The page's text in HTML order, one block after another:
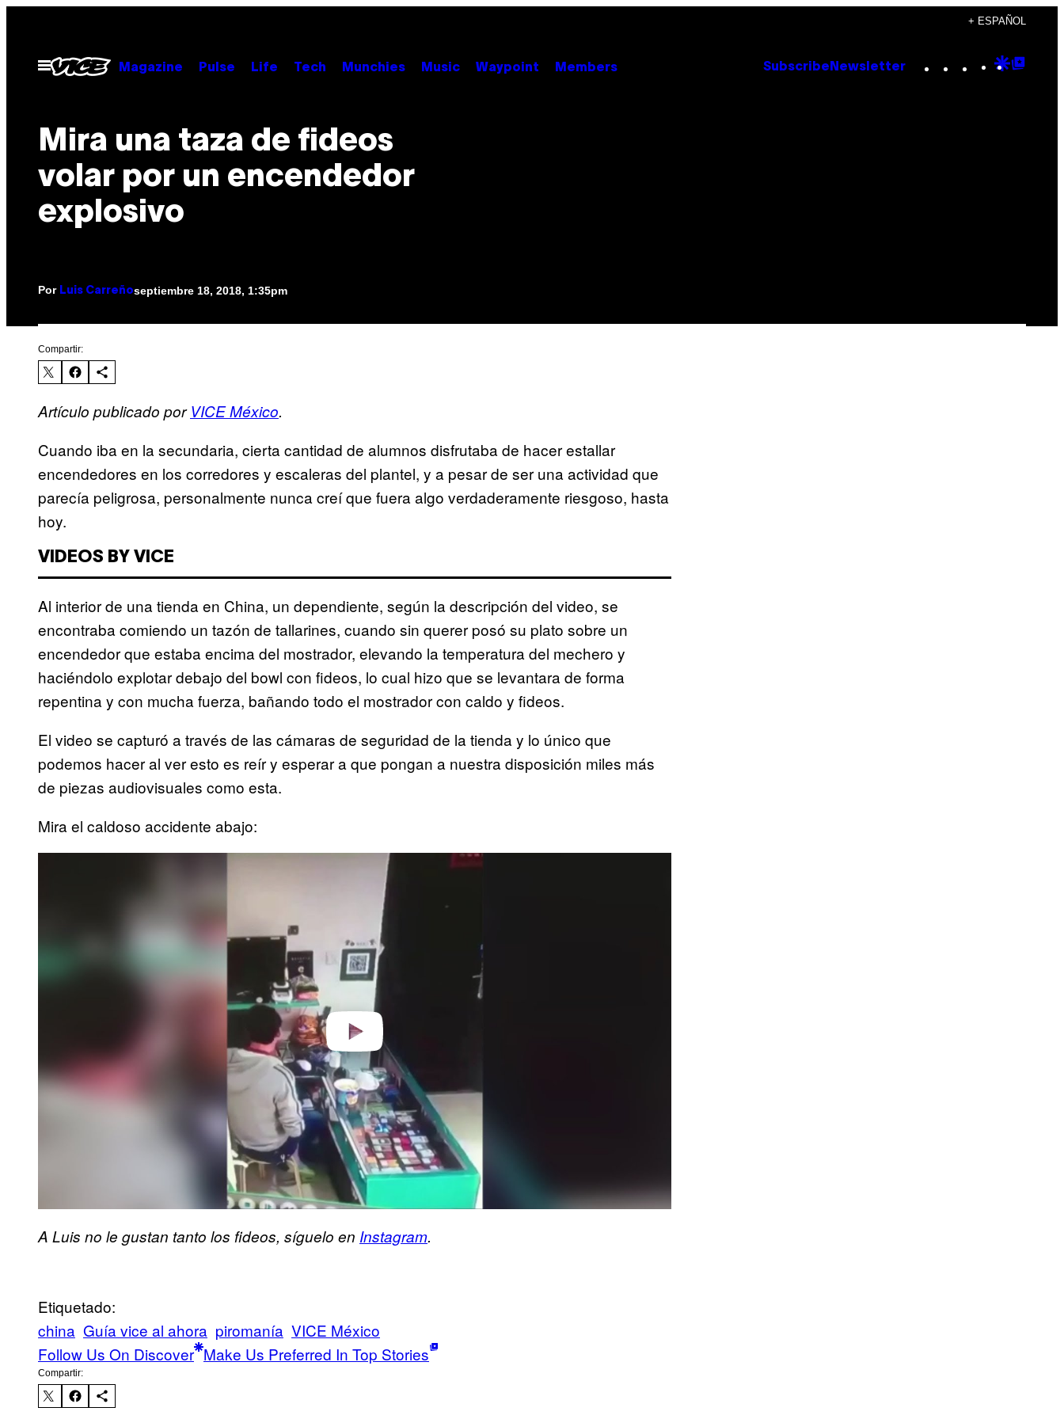
contenido
+ ESPAÑOL
Abrir
Menú
Magazine Pulse Life Tech Munchies Music Waypoint Members Subscribe Newsletter Instagram
TikTok
YouTube
Google
Mira una taza de fideos
volar por un encendedor
explosivo
Por Luis Carreñoseptiembre 18, 2018, 1:35pm
Compartir:
Artículo publicado porVICE México.
Cuando iba en la secundaria, cierta cantidad de alumnos disfrutaba de hacer estallar
encendedores en los corredores y escaleras del plantel, y a pesar de ser una actividad que
parecía peligrosa, personalmente nunca creí que fuera algo verdaderamente riesgoso, hasta
hoy.
VIDEOS BY VICE
Al interior de una tienda en China, un dependiente, según la descripción del video, se
encontraba comiendo un tazón de tallarines, cuando sin querer posó su plato sobre un
encendedor que estaba encima del mostrador, elevando la temperatura del mechero y
haciéndolo explotar debajo del bowl con fideos, lo cual hizo que se levantara de forma
repentina y con mucha fuerza, bañando todo el mostrador con caldo y fideos.
El video se capturó a través de las cámaras de seguridad de la tienda y lo único que
podemos hacer al ver esto es reír y esperar a que pongan a nuestra disposición miles más
de piezas audiovisuales como esta.
Mira el caldoso accidente abajo:
A Luis no le gustan tanto los fideos, síguelo en Instagram.
Etiquetado:
china Guía vice al ahora piromanía VICE México
Follow Us On Discover Make Us Preferred In Top Stories
Compartir: